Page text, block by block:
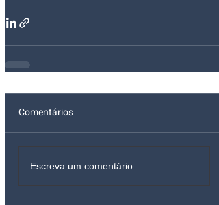
Comentários
Escreva um comentário